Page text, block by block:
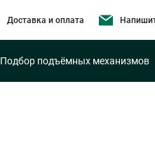
Доставка и оплата
Подбор подъёмных механизмов